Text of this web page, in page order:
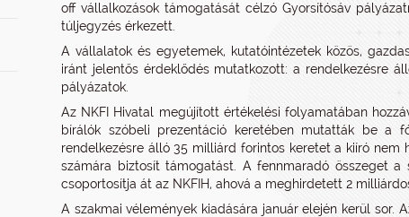
off vállalkozások támogatását célzó Gyorsítósáv
túljegyzés érkezett.
A vállalatok és egyetemek, kutatóintézetek közös,
iránt jelentős érdeklődés mutatkozott: a rendelkezésre
pályázatok.
Az NKFI Hivatal megújított értékelési folyamatában
bírálók szóbeli prezentáció keretében mutatták be a
rendelkezésre álló 35 milliárd forintos keretet a kiíró
számára biztosít támogatást. A fennmaradó összeget
csoportosítja át az NKFIH, ahová a meghirdetett 2
A szakmai vélemények kiadására január elején kerül sor.